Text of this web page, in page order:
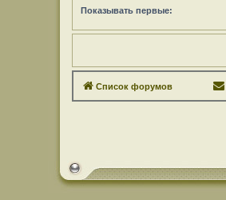
Показывать первые:
Список форумов